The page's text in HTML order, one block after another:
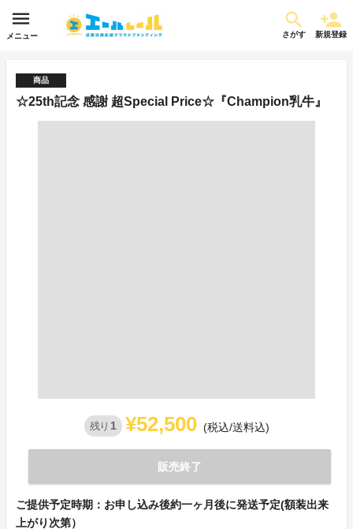
メニュー さがす 新規登録
商品
☆25th記念 感謝 超Special Price☆『Champion乳牛』
残り 1 ¥52,500 (税込/送料込)
販売終了
ご提供予定時期：お申し込み後約一ヶ月後に発送予定(額装出来
上がり次第）